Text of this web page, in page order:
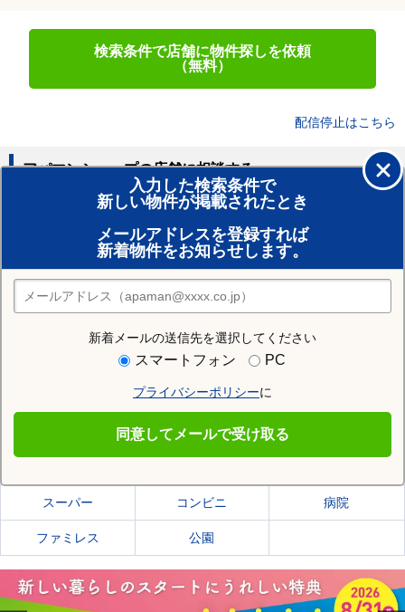
検索条件で店舗に物件探しを依頼
（無料）
配信停止はこちら
入力した検索条件で
新しい物件が掲載されたとき
メールアドレスを登録すれば
新着物件をお知らせします。
新着メールの送信先を選択してください
スマートフォン PC
プライバシーポリシーに
同意してメールで受け取る
アパマンショップの店舗に相談する
賃貸のプロがお部屋探し！
おまかせ物件リクエスト
住みたい街の店舗を探す
店舗検索
住む街研究所で能代市の情報を見る
能代市の施設一覧
スーパー コンビニ 病院
ファミレス 公園